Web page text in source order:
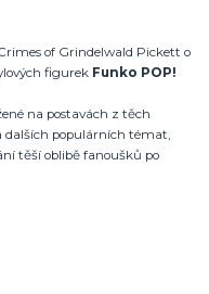
of Grindelwald Pickett o
figurek Funko POP!
na postavách z těch
dalších populárních témat,
těší oblibě fanoušků po